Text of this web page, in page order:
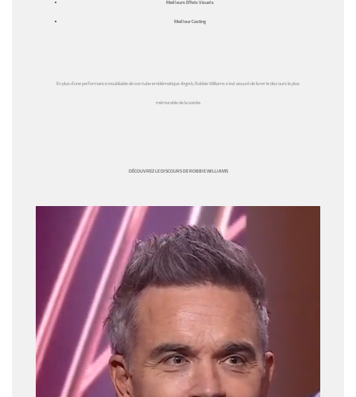
Meilleurs Effets Visuels
Meilleur Casting
En plus d’une performance inoubliable de son tube emblématiqueAngels, Robbie Williams s’est assuré de livrer le discours le plus
mémorable de la soirée.
DÉCOUVREZ LE DISCOURS DE ROBBIE WILLIAMS